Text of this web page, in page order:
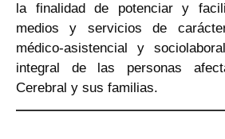
la finalidad de potenciar y
medios y servicios de carácter
médico-asistencial y
integral de las personas
Cerebral y sus familias.